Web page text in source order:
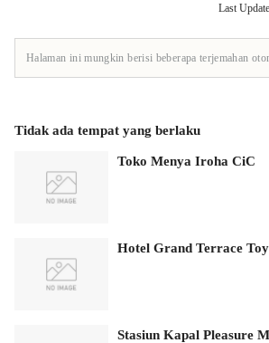
Last
Halaman ini mungkin berisi beberapa terjemahan
Tidak ada tempat yang berlaku
Toko Menya Iroha CiC
Hotel Grand Terrace
Stasiun Kapal Pleasure